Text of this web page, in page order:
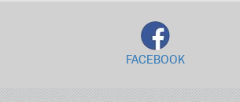
FACEBOOK